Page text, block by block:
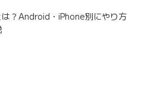
？Android・iPhone別にやり方